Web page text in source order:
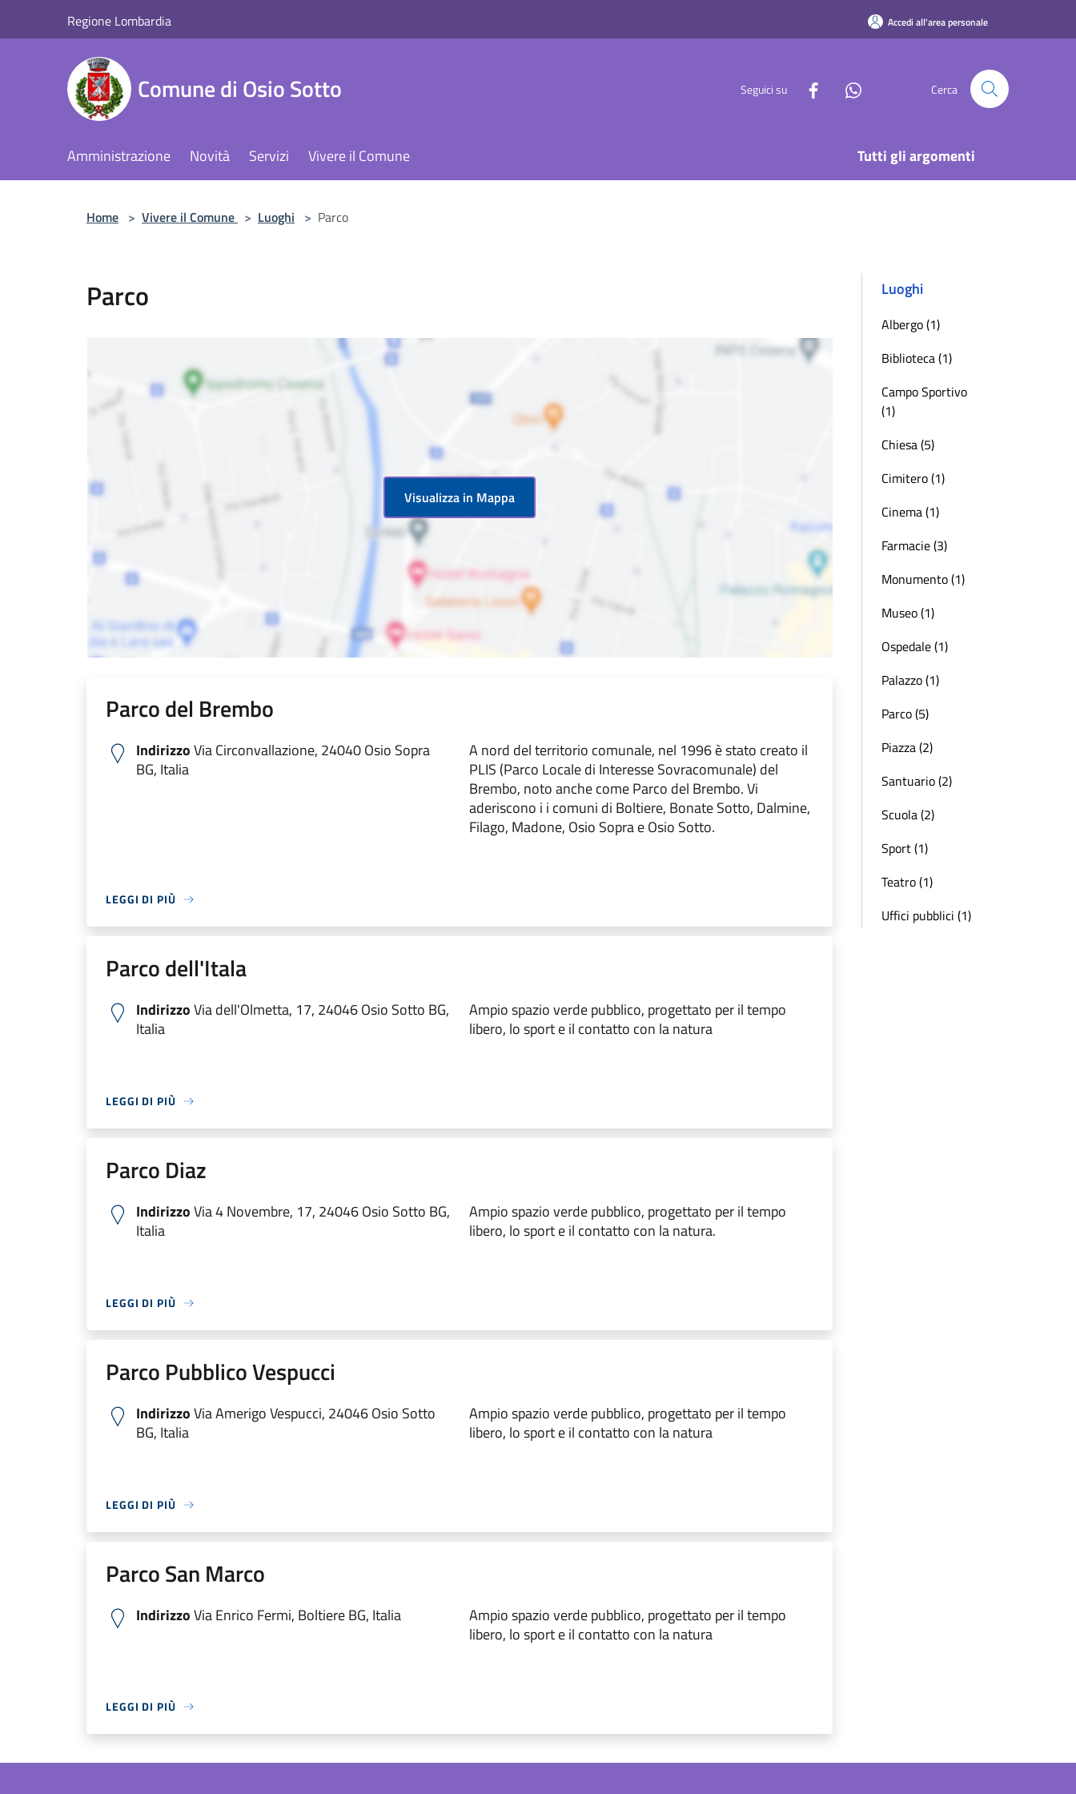
Regione Lombardia Accedi all'area personale
Comune di Osio Sotto Seguici su Cerca
Amministrazione Novità Servizi Vivere il Comune Tutti gli argomenti
Home > Vivere il Comune > Luoghi > Parco
Parco
Visualizza in Mappa
Parco del Brembo
IndirizzoVia Circonvallazione, 24040 Osio Sopra
BG, Italia
A nord del territorio comunale, nel 1996 è stato creato il
PLIS (Parco Locale di Interesse Sovracomunale) del
Brembo, noto anche come Parco del Brembo. Vi
aderiscono i i comuni di Boltiere, Bonate Sotto, Dalmine,
Filago, Madone, Osio Sopra e Osio Sotto.
LEGGI DI PIÙ
Parco dell'Itala
IndirizzoVia dell'Olmetta, 17, 24046 Osio Sotto BG,
Italia
Ampio spazio verde pubblico, progettato per il tempo
libero, lo sport e il contatto con la natura
LEGGI DI PIÙ
Parco Diaz
IndirizzoVia 4 Novembre, 17, 24046 Osio Sotto BG,
Italia
Ampio spazio verde pubblico, progettato per il tempo
libero, lo sport e il contatto con la natura.
LEGGI DI PIÙ
Parco Pubblico Vespucci
IndirizzoVia Amerigo Vespucci, 24046 Osio Sotto
BG, Italia
Ampio spazio verde pubblico, progettato per il tempo
libero, lo sport e il contatto con la natura
LEGGI DI PIÙ
Parco San Marco
IndirizzoVia Enrico Fermi, Boltiere BG, Italia
Ampio spazio verde pubblico, progettato per il tempo
libero, lo sport e il contatto con la natura
LEGGI DI PIÙ
Luoghi
Albergo (1)
Biblioteca (1)
Campo Sportivo
(1)
Chiesa (5)
Cimitero (1)
Cinema (1)
Farmacie (3)
Monumento (1)
Museo (1)
Ospedale (1)
Palazzo (1)
Parco (5)
Piazza (2)
Santuario (2)
Scuola (2)
Sport (1)
Teatro (1)
Uffici pubblici (1)